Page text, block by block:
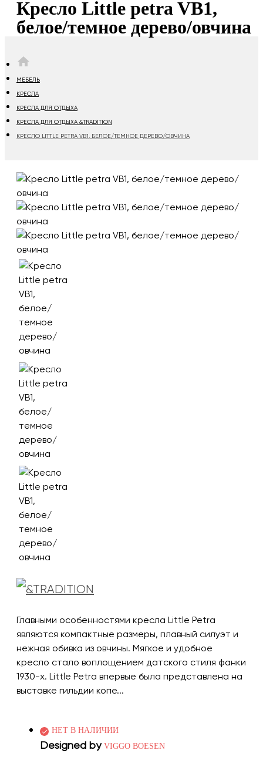
Кресло Little petra VB1,
белое/темное дерево/овчина
МЕБЕЛЬ
КРЕСЛА
КРЕСЛА ДЛЯ ОТДЫХА
КРЕСЛА ДЛЯ ОТДЫХА &TRADITION
КРЕСЛО LITTLE PETRA VB1, БЕЛОЕ/ТЕМНОЕ ДЕРЕВО/ОВЧИНА
Главными особенностями кресла Little Petra
являются компактные размеры, плавный силуэт и
нежная обивка из овчины. Мягкое и удобное
кресло стало воплощением датского стиля фанки
1930-х. Little Petra впервые была представлена ​​на
выставке гильдии копе...
НЕТ В НАЛИЧИИ
Designed by VIGGO BOESEN